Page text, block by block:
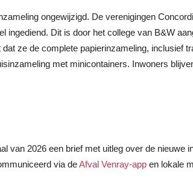
ongewijzigd. De verenigingen
ingediend. Dit is door het college van B&W
ze de complete papierinzameling, inclusief
met minicontainers. Inwoners
van 2026 een brief met uitleg over de nieuwe
via deAfval Venray-app en lokale